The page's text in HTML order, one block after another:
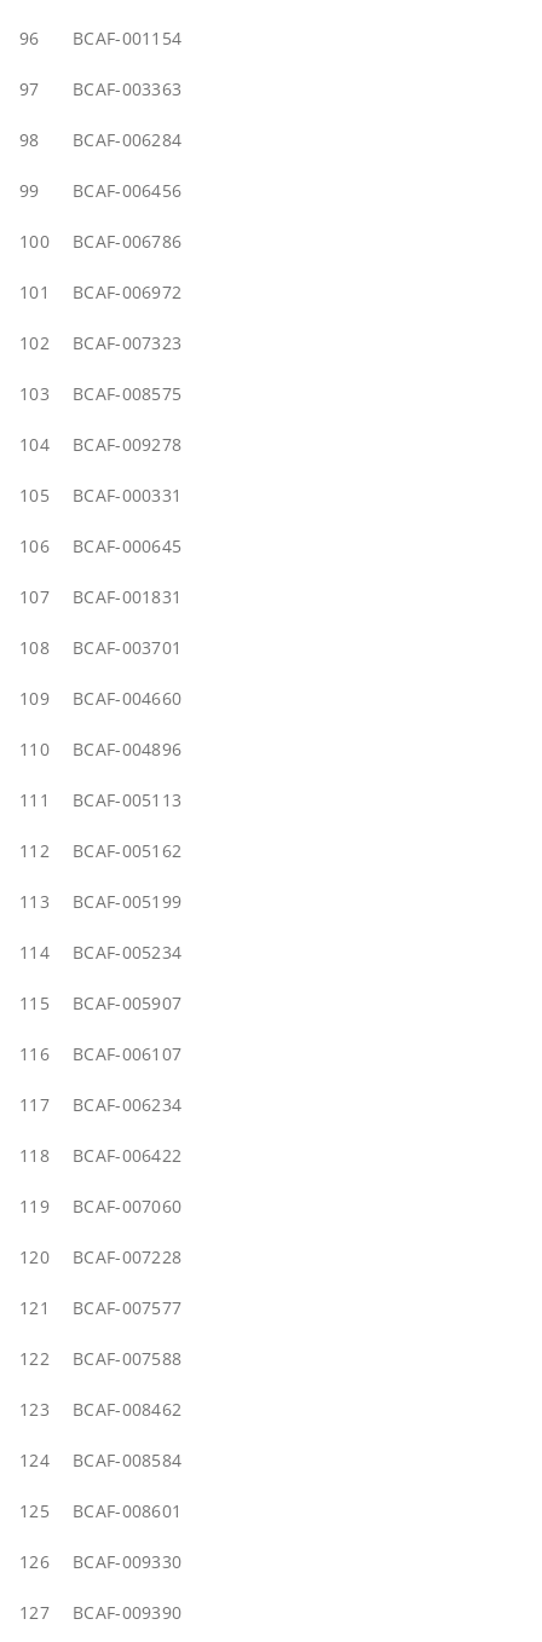
96 BCAF-001154
97 BCAF-003363
98 BCAF-006284
99 BCAF-006456
100 BCAF-006786
101 BCAF-006972
102 BCAF-007323
103 BCAF-008575
104 BCAF-009278
105 BCAF-000331
106 BCAF-000645
107 BCAF-001831
108 BCAF-003701
109 BCAF-004660
110 BCAF-004896
111 BCAF-005113
112 BCAF-005162
113 BCAF-005199
114 BCAF-005234
115 BCAF-005907
116 BCAF-006107
117 BCAF-006234
118 BCAF-006422
119 BCAF-007060
120 BCAF-007228
121 BCAF-007577
122 BCAF-007588
123 BCAF-008462
124 BCAF-008584
125 BCAF-008601
126 BCAF-009330
127 BCAF-009390